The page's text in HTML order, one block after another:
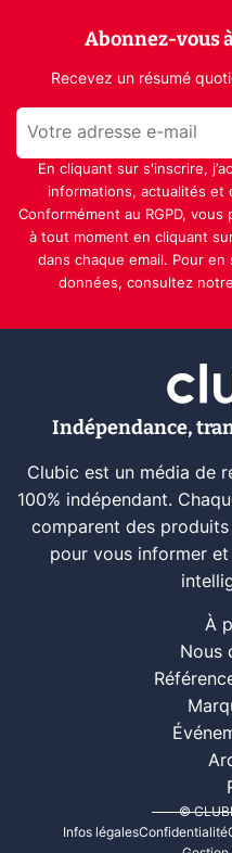
Abonnez-vous
Recevez un résumé
En cliquant sur s'inscrire,
informations, actualités et
Conformément au RGPD,
à tout moment en cliquant
dans chaque email. Pour
données, consultez notre
Indépendance,
Clubic est un média de
100% indépendant.
comparent des
pour vous informer
À
Nous
©
Infos légalesConfidentialité